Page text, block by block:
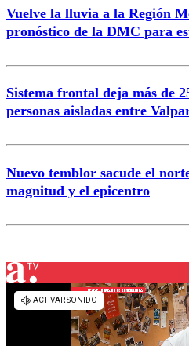
Vuelve la lluvia a la Región
pronóstico de la DMC para
Sistema frontal deja más de
personas aisladas entre
Nuevo temblor sacude el
magnitud y el epicentro